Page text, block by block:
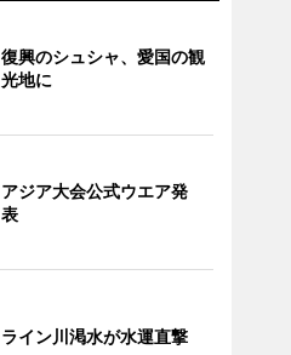
復興のシュシャ、愛国の観
光地に
アジア大会公式ウエア発
表
ライン川渇水が水運直撃